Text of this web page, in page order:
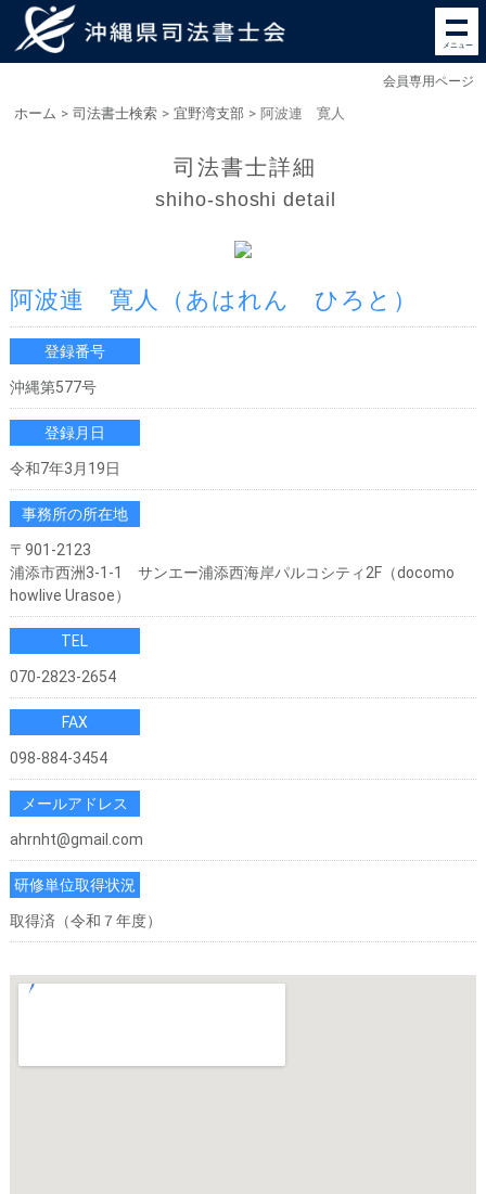
メニュー
会員専用ページ
ホーム > 司法書士検索 > 宜野湾支部 > 阿波連 寛人
司法書士詳細
shiho-shoshi detail
阿波連 寛人 （あはれん ひろと）
登録番号
沖縄第577号
登録月日
令和7年3月19日
事務所の所在地
〒901-2123
浦添市西洲3-1-1 サンエー浦添西海岸パルコシティ2F（docomo
howlive Urasoe）
TEL
070-2823-2654
FAX
098-884-3454
メールアドレス
ahrnht@gmail.com
研修単位取得状況
取得済（令和７年度）